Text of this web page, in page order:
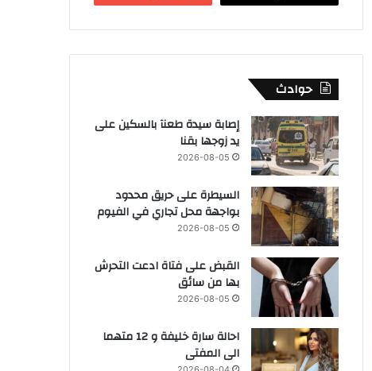
حوادث
إصابة سيدة طعنآ بالسكين على
يد زوجها بقنا
2026-08-05
السيطرة على حريق محدود
بواجهة محل تجاري في الفيوم
2026-08-05
القبض على فتاة ادعت التحرش
بها من سائق
2026-08-05
احالة سارة خليفة و 12 متهما
الى المفتى